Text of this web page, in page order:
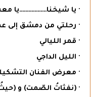
· يا شيخنا………………يا
· رحلتي من دمشق إلى
· قمر الليالي
· الليل الداجي
· معرض الفنان
· (نفثاتُ الصّمت) و